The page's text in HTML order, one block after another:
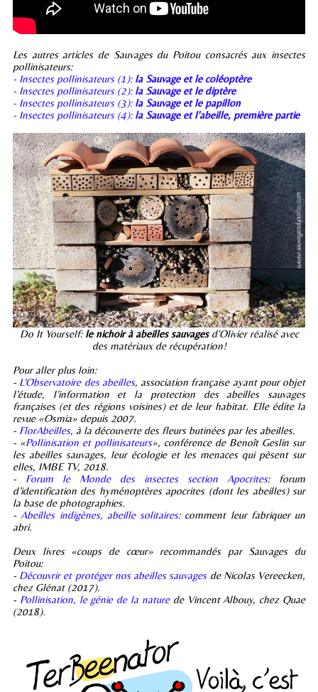
Les autres articles de Sauvages du Poitou consacrés aux insectes
pollinisateurs:
- Insectes pollinisateurs (1): la Sauvage et le coléoptère
- Insectes pollinisateurs (2): la Sauvage et le diptère
- Insectes pollinisateurs (3): la Sauvage et le papillon
- Insectes pollinisateurs (4): la Sauvage et l'abeille, première partie
Do It Yourself: le nichoir à abeilles sauvagesd'Olivier réalisé avec
des matériaux de récupération!
Pour aller plus loin:
- L’Observatoire des abeilles, association française ayant pour objet
l’étude, l’information et la protection des abeilles sauvages
françaises (et des régions voisines) et de leur habitat. Elle édite la
revue «Osmia» depuis 2007.
- FlorAbeilles, à la découverte des fleurs butinées par les abeilles.
- «Pollinisation et pollinisateurs», conférence de Benoît Geslin sur
les abeilles sauvages, leur écologie et les menaces qui pèsent sur
elles, IMBE TV, 2018.
- Forum le Monde des insectes section Apocrites: forum
d’identification des hyménoptères apocrites (dont les abeilles) sur
la base de photographies.
- Abeilles indigènes, abeille solitaires: comment leur fabriquer un
abri.
Deux livres «coups de cœur» recommandés par Sauvages du
Poitou:
- Découvrir et protéger nos abeilles sauvagesde Nicolas Vereecken,
chez Glénat (2017).
- Pollinisation, le génie de la naturede Vincent Albouy, chez Quae
(2018).